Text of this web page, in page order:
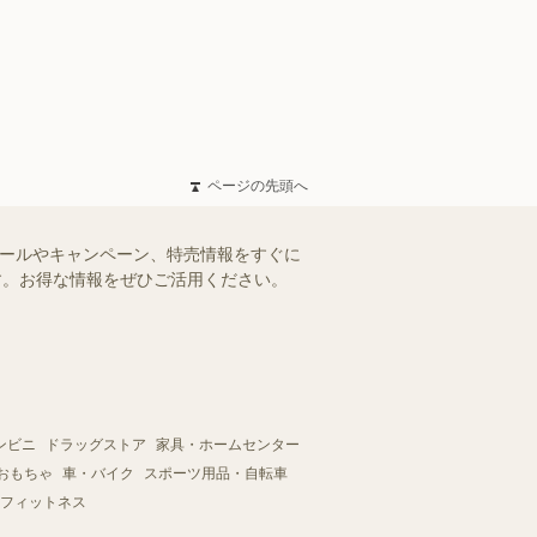
ページの先頭へ
ルやキャンペーン、特売情報をすぐに
お得な情報をぜひご活用ください。
ビニ ドラッグストア
家具・ホームセンター
もちゃ
車・バイク
スポーツ用品・自転車
ィットネス